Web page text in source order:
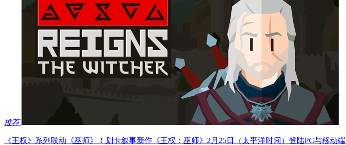
推荐
《王权》系列联动《巫师》！划卡叙事新作《王权：巫师》2月25日（太平洋时间）登陆PC与移动端